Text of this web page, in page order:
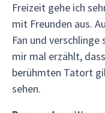
Freizeit gehe ich
mit Freunden aus.
Fan und verschlinge
mir mal erzählt,
berühmten Tatort
sehen.